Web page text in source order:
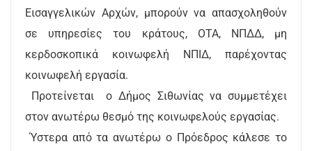
Εισαγγελικών Αρχών, μπορούν να απασχοληθούν
σε υπηρεσίες του κράτους, ΟΤΑ, ΝΠΔΔ, μη
κερδοσκοπικά κοινωφελή ΝΠΙΔ, παρέχοντας
κοινωφελή εργασία.
Προτείνεται ο Δήμος Σιθωνίας να συμμετέχει
στον ανωτέρω θεσμό της κοινωφελούς εργασίας.
Ύστερα από τα ανωτέρω ο Πρόεδρος κάλεσε το